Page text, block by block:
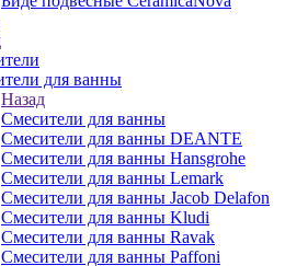
для ванны
Назад
Смесители для ванны
Смесители для ванны DEANTE
Смесители для ванны Hansgrohe
Смесители для ванны Lemark
Смесители для ванны Jacob Delafon
Смесители для ванны Kludi
Смесители для ванны Ravak
Смесители для ванны Paffoni